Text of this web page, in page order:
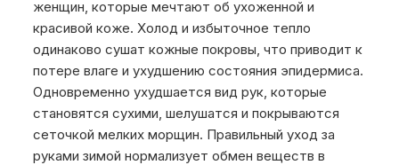
женщин, которые мечтают об ухоженной и
красивой коже. Холод и избыточное тепло
одинаково сушат кожные покровы, что приводит к
потере влаге и ухудшению состояния эпидермиса.
Одновременно ухудшается вид рук, которые
становятся сухими, шелушатся и покрываются
сеточкой мелких морщин. Правильный уход за
руками зимой нормализует обмен веществ в